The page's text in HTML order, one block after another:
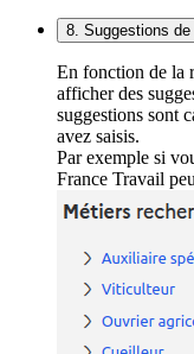
8. Suggestions de
En fonction de la
afficher des
suggestions sont
avez saisis.
Par exemple si
France Travail